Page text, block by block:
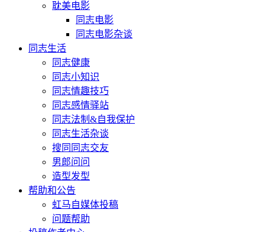
耽美电影
同志电影
同志电影杂谈
同志生活
同志健康
同志小知识
同志情趣技巧
同志感情驿站
同志法制&自我保护
同志生活杂谈
搜同同志交友
男郎问问
造型发型
帮助和公告
虹马自媒体投稿
问题帮助